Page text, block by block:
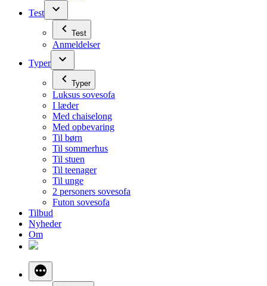
Test
Test
Anmeldelser
Typer
Typer
Luksus sovesofa
I læder
Med chaiselong
Med opbevaring
Til børn
Til sommerhus
Til stuen
Til teenager
Til unge
2 personers sovesofa
Futon sovesofa
Tilbud
Nyheder
Om